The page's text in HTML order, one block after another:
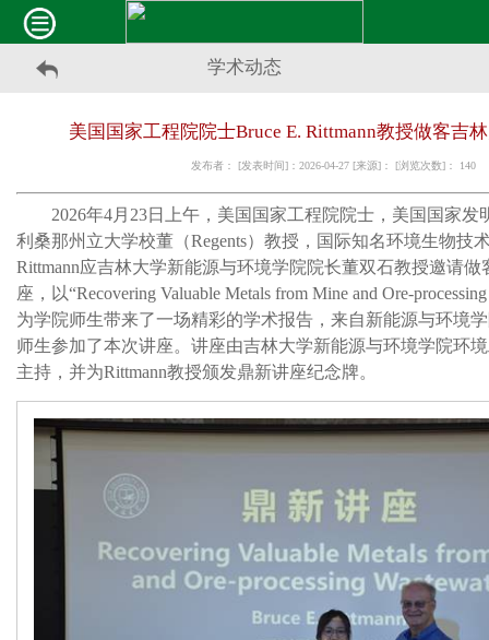
学术动态
美国国家工程院院士Bruce E. Rittmann教授做客吉
发布者： [发表时间]：2026-04-27 [来源]： [浏览次数]： 140
2026年4月 23日上午，美国国家工程院院士，美国国家发
利桑那州立大学校董（Regents）教授，国际知名环境生物技
Rittmann应吉林大学新能源与环境学院院长董双石教授邀请做
座，以“Recovering Valuable Metals from Mine and Ore-processing
为学院师生带来了一场精彩的学术报告，来自新能源与环境
师生参加了本次讲座。讲座由吉林大学新能源与环境学院环
主持，并为Rittmann教授颁发鼎新讲座纪念牌。